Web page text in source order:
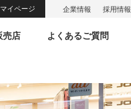
マイページ 企業情報 採用情報
売店 よくあるご質問